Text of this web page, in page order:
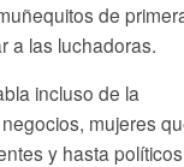
de
a las luchadoras.
incluso de la
mujeres
y hasta políticos